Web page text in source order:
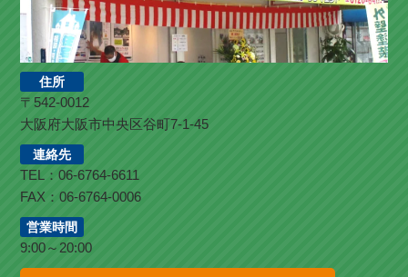
住所
〒542-0012
大阪府大阪市中央区谷町7-1-45
連絡先
TEL：06-6764-6611
FAX：06-6764-0006
営業時間
9:00～20:00